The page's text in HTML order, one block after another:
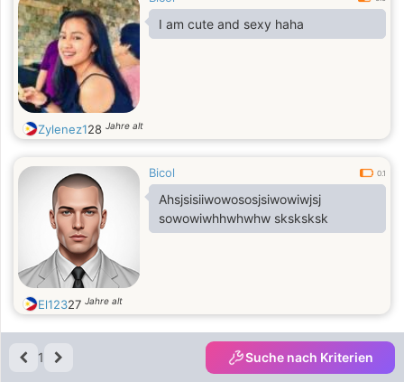
I am cute and sexy haha
Zylenez128 Jahre alt
Bicol 0.1
Ahsjsisiiwowososjsiwowiwjsj
sowowiwhhwhwhw sksksksk
El12327 Jahre alt
1 Suche nach Kriterien